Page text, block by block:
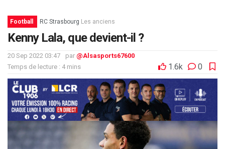
Football RC Strasbourg Les anciens
Kenny Lala, que devient-il ?
20 Sep 2022 03:47 par @Alsasports67600
Temps de lecture : 4 mins
1.6k 0